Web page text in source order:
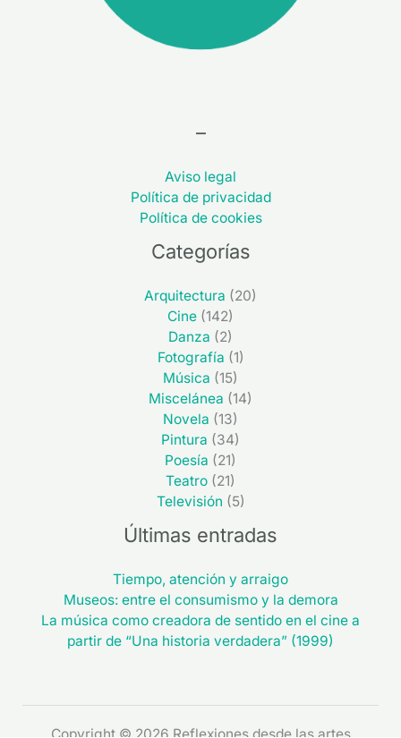
–
Aviso legal
Política de privacidad
Política de cookies
Categorías
Arquitectura (20)
Cine (142)
Danza (2)
Fotografía (1)
Música (15)
Miscelánea (14)
Novela (13)
Pintura (34)
Poesía (21)
Teatro (21)
Televisión (5)
Últimas entradas
Tiempo, atención y arraigo
Museos: entre el consumismo y la demora
La música como creadora de sentido en el cine a
partir de “Una historia verdadera” (1999)
Copyright © 2026 Reflexiones desde las artes